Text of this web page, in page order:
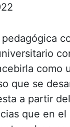
como
que se
a partir
que en el